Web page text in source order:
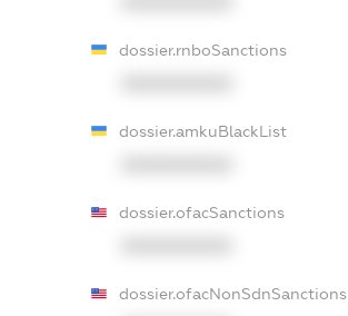
dossier.rnboSanctions
dossier.amkuBlackList
dossier.ofacSanctions
dossier.ofacNonSdnSanctions